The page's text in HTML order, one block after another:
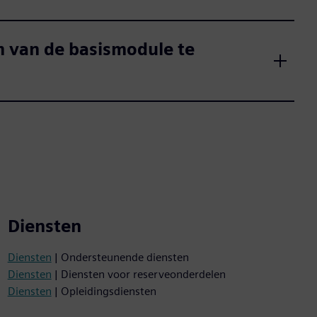
van de basismodule te
Diensten
Diensten | Ondersteunende diensten
Diensten | Diensten voor reserveonderdelen
Diensten | Opleidingsdiensten